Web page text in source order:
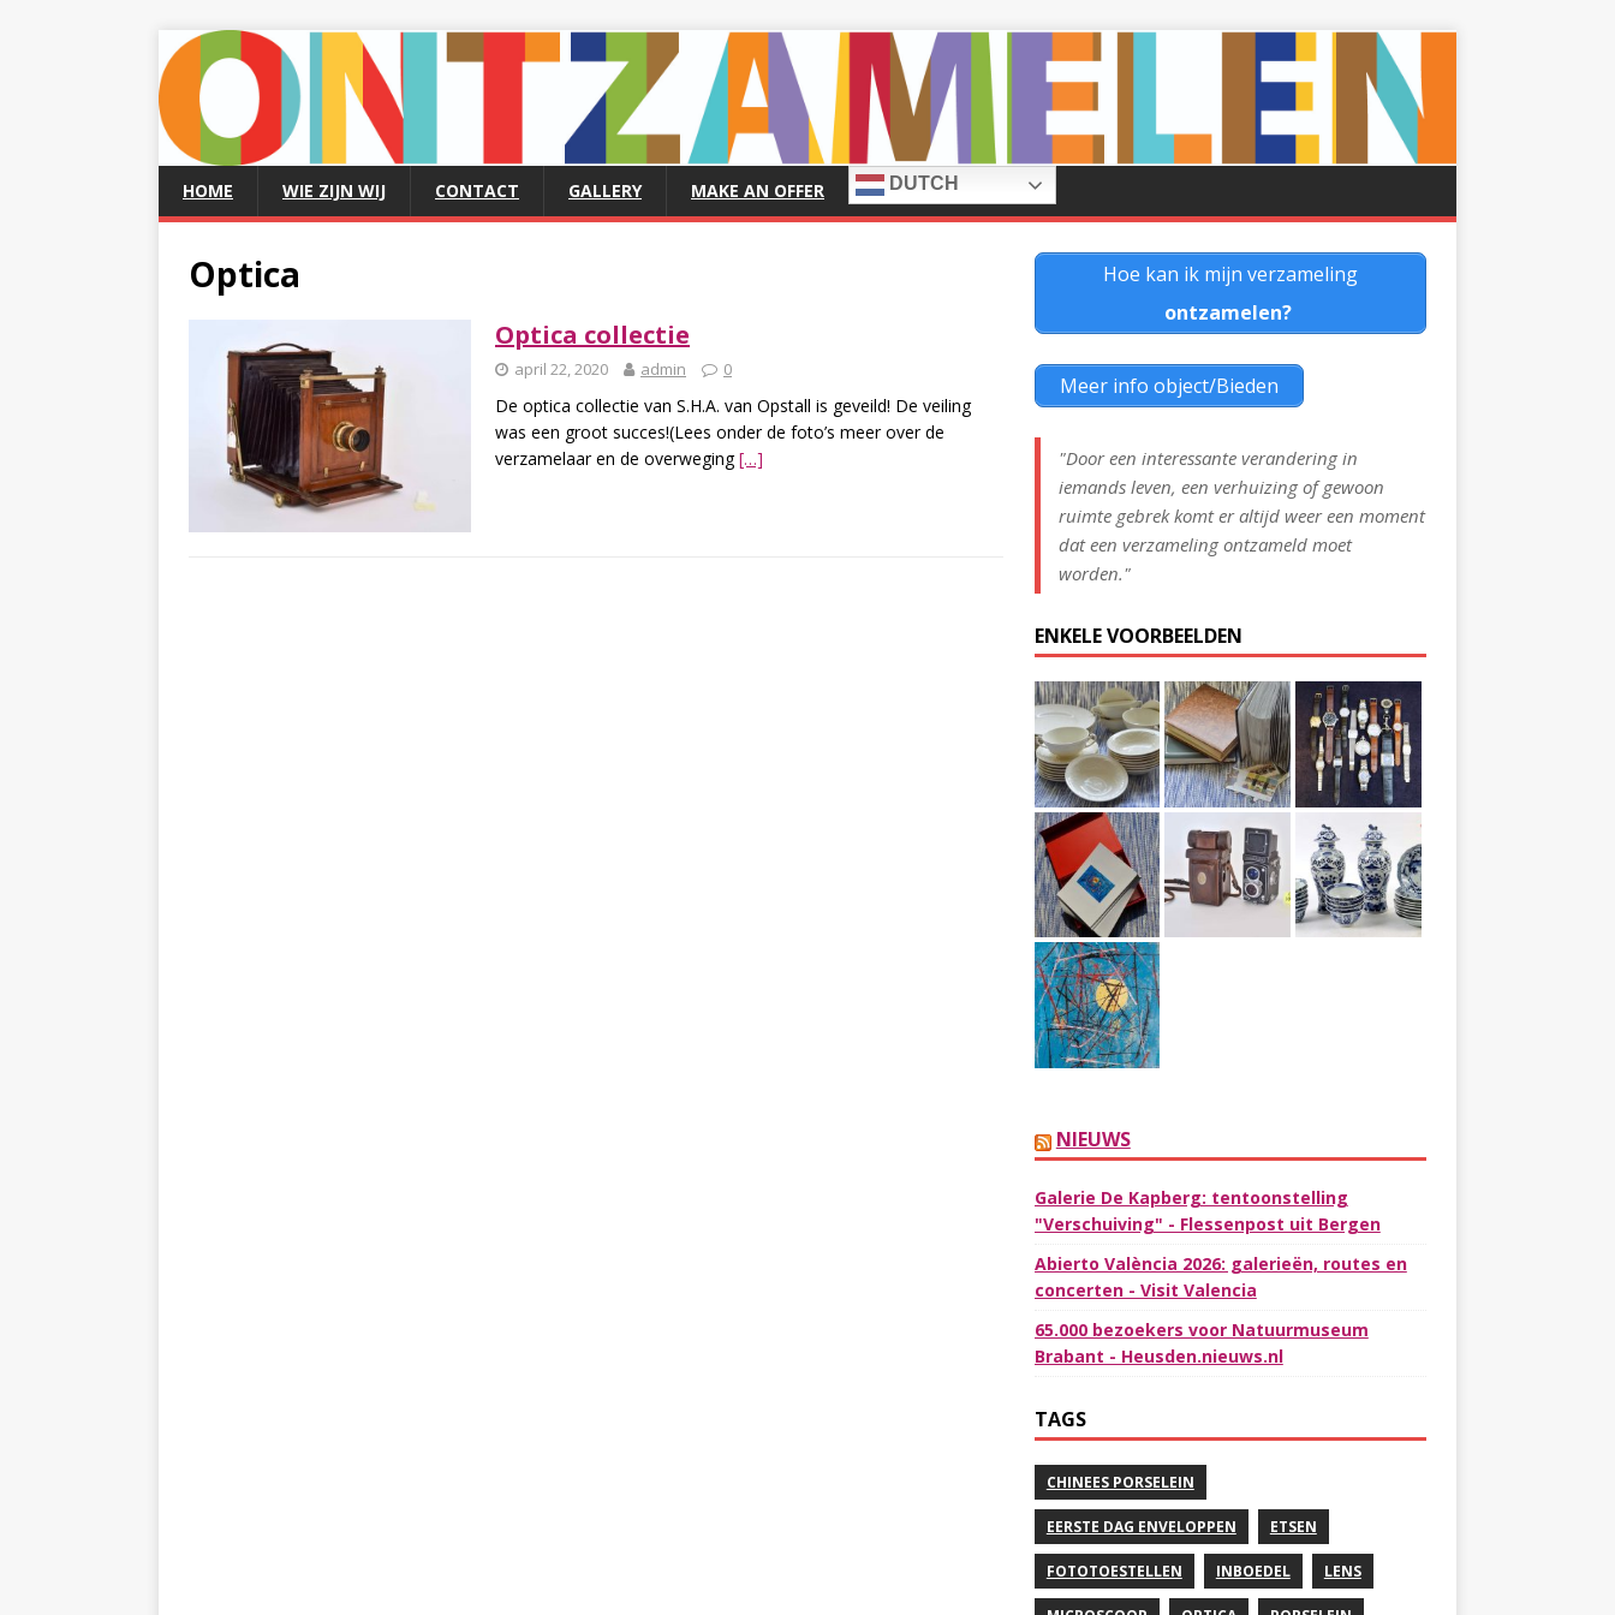
HOME WIE ZIJN WIJ CONTACT GALLERY MAKE AN OFFER DUTCH
Optica
Optica collectie
april 22, 2020 admin 0
De optica collectie van S.H.A. van Opstall is geveild! De veiling
was een groot succes!(Lees onder de foto’s meer over de
verzamelaar en de overweging[…]
Hoe kan ik mijn verzameling
ontzamelen?
Meer info object/Bieden
"Door een interessante verandering in
iemands leven, een verhuizing of gewoon
ruimte gebrek komt er altijd weer een moment
dat een verzameling ontzameld moet
worden."
ENKELE VOORBEELDEN
NIEUWS
Galerie De Kapberg: tentoonstelling
"Verschuiving" - Flessenpost uit Bergen
Abierto València 2026: galerieën, routes en
concerten - Visit Valencia
65.000 bezoekers voor Natuurmuseum
Brabant - Heusden.nieuws.nl
TAGS
CHINEES PORSELEIN
EERSTE DAG ENVELOPPEN ETSEN
FOTOTOESTELLEN INBOEDEL LENS